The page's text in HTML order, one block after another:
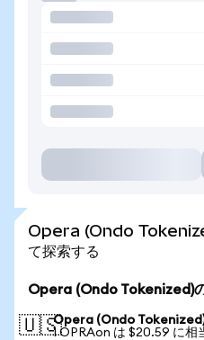
Opera (Ondo
て探索する
Opera (Ondo Tokenized)
🇺🇸Opera (Ondo Tokenized)
1 OPRAon は $20.59 に相